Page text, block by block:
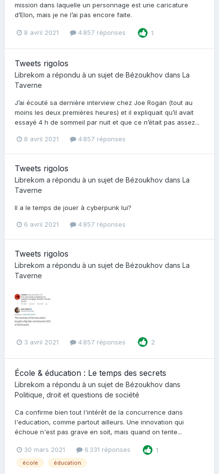
mission dans laquelle un personnage est une caricature
d’Elon, mais je ne l’ai pas encore faite.
8 avril 2021 4 857 réponses 1
Tweets rigolos
Librekom a répondu à un sujet de Bézoukhov dans La
Taverne
J’ai écouté sa dernière interview chez Joe Rogan (tout au
moins les deux premières heures) et il expliquait qu’il avait
essayé 4 h de sommeil par nuit et que ce n’était pas assez...
8 avril 2021 4 857 réponses
Tweets rigolos
Librekom a répondu à un sujet de Bézoukhov dans La
Taverne
Il a le temps de jouer à cyberpunk lui?
6 avril 2021 4 857 réponses
Tweets rigolos
Librekom a répondu à un sujet de Bézoukhov dans La
Taverne
3 avril 2021 4 857 réponses 2
École & éducation : Le temps des secrets
Librekom a répondu à un sujet de Bézoukhov dans
Politique, droit et questions de société
Ca confirme bien tout l'intérêt de la concurrence dans
l'education, comme partout ailleurs. Une innovation qui
échoue n'est pas grave en soit, mais quand on tente...
30 mars 2021 6 331 réponses 1
école éducation